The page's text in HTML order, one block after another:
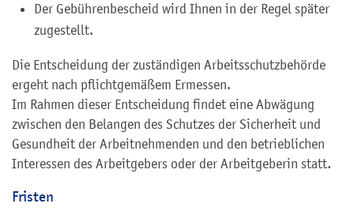
Der Gebührenbescheid wird Ihnen in der Regel später
zugestellt.
Die Entscheidung der zuständigen Arbeitsschutzbehörde
ergeht nach pflichtgemäßem Ermessen.
Im Rahmen dieser Entscheidung findet eine Abwägung
zwischen den Belangen des Schutzes der Sicherheit und
Gesundheit der Arbeitnehmenden und den betrieblichen
Interessen des Arbeitgebers oder der Arbeitgeberin statt.
Fristen